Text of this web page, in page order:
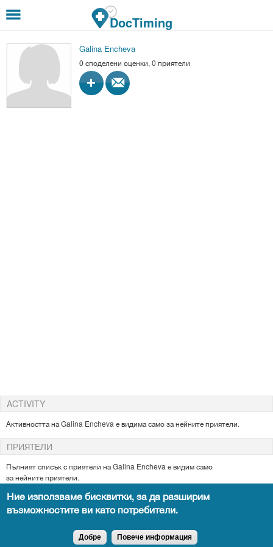
Премини към основното съдържание
DocTiming
Galina Encheva
0 споделени оценки, 0 приятели
ACTIVITY
Активността на Galina Encheva е видима само за нейните приятели.
ПРИЯТЕЛИ
Пълният списък с приятели на Galina Encheva е видим само
занейнитеприятели.
сайта задължително с активен линк към оригиналното.
Ние използваме бисквитки, за да разширим
възможностите ви като потребители.
Добре Повече информация